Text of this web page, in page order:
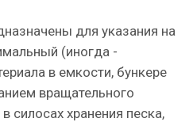
для указания на
(иногда -
в емкости, бункере
вращательного
силосах хранения песка,